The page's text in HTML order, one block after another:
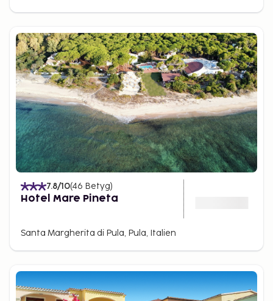
7.8/10(46 Betyg)
Hotel Mare Pineta
Santa Margherita di Pula, Pula, Italien